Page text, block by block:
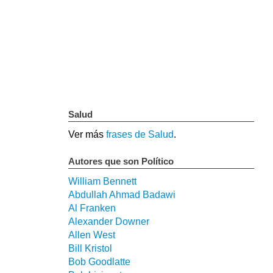
Salud
Ver más frases de Salud.
Autores que son Político
William Bennett
Abdullah Ahmad Badawi
Al Franken
Alexander Downer
Allen West
Bill Kristol
Bob Goodlatte